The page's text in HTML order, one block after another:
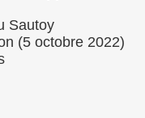
Sautoy
(5 octobre 2022)